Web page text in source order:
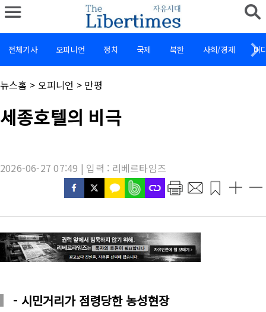
전체기사 오피니언 정치 국제 북한 사회/경제 미
채
널
뉴스홈 > 오피니언 > 만평
기
사
세종호텔의 비극
2026-06-27 07:49 | 입력 : 리베르타임즈
- 시민거리가 점령당한 농성현장